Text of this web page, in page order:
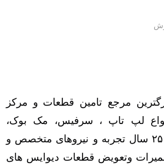
مرجع تامین قطعات و مرکز
لپ تاپ ، سرفیس، مک بوک،
موبایل آیفون با بیش از ۲۵ سال تجربه و نیرو‌های متخصص و
وتعویض قطعات دیوایس های